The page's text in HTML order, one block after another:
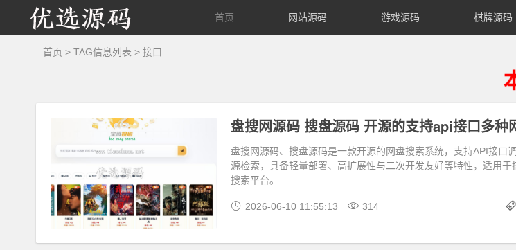
优 首页 网站源码 游戏源码 棋牌源码
首页 > TAG信息列表 > 接口
本站
盘搜网源码 搜盘源码 开源的支持api接口多种
盘搜网源码、搜盘源码是一款开源的网盘搜索系统，支持API接口
源检索，具备轻量部署、高扩展性与二次开发友好等特性，适用
搜索平台。
2026-06-10 11:55:13 314